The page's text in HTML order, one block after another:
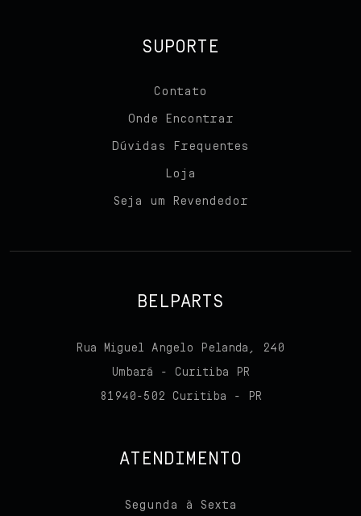
SUPORTE
Contato
Onde Encontrar
Dúvidas Frequentes
Loja
Seja um Revendedor
BELPARTS
Rua Miguel Angelo Pelanda, 240
Umbará - Curitiba PR
81940-502 Curitiba - PR
ATENDIMENTO
Segunda à Sexta